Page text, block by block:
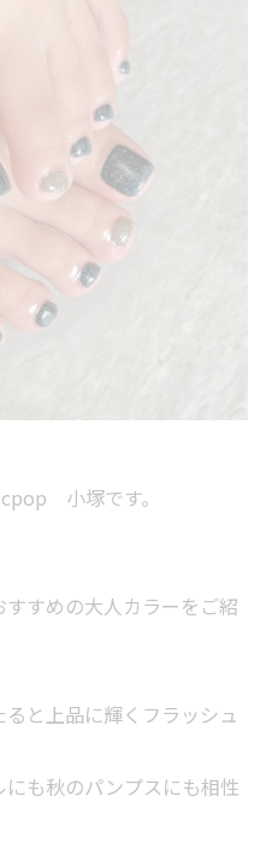
小塚です。
すめの大人カラーをご紹
と上品に輝くフラッシュ
も秋のパンプスにも相性